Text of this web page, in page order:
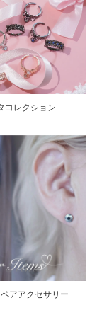
コレクション
アアクセサリー